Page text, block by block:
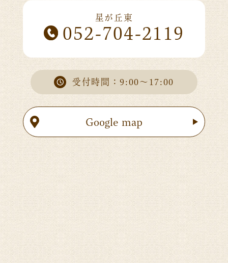
星が丘東
052-704-2119
受付時間：9:00～17:00
Google map